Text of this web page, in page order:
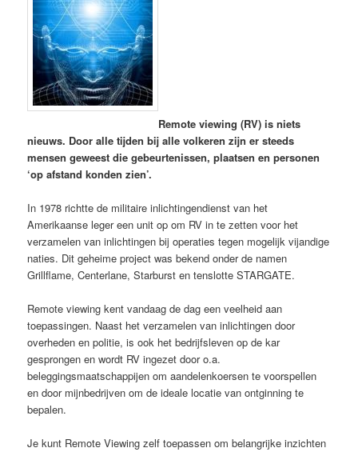
Remote viewing (RV) is niets
nieuws. Door alle tijden bij alle volkeren zijn er steeds
mensen geweest die gebeurtenissen, plaatsen en personen
‘op afstand konden zien’.
In 1978 richtte de militaire inlichtingendienst van het
Amerikaanse leger een unit op om RV in te zetten voor het
verzamelen van inlichtingen bij operaties tegen mogelijk vijandige
naties. Dit geheime project was bekend onder de namen
Grillflame, Centerlane, Starburst en tenslotte STARGATE.
Remote viewing kent vandaag de dag een veelheid aan
toepassingen. Naast het verzamelen van inlichtingen door
overheden en politie, is ook het bedrijfsleven op de kar
gesprongen en wordt RV ingezet door o.a.
beleggingsmaatschappijen om aandelenkoersen te voorspellen
en door mijnbedrijven om de ideale locatie van ontginning te
bepalen.
Je kunt Remote Viewing zelf toepassen om belangrijke inzichten